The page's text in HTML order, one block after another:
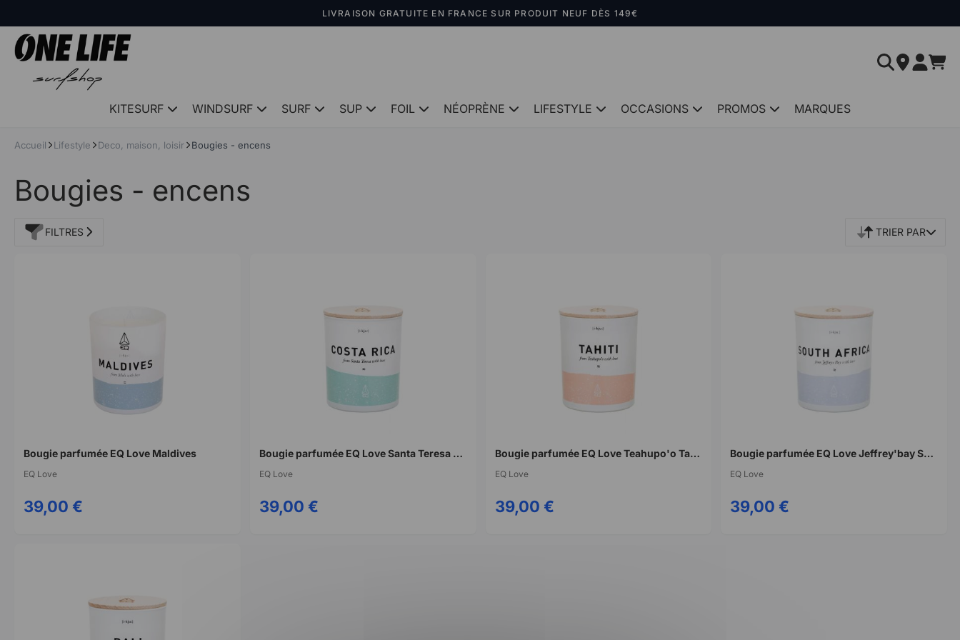
LIVRAISON GRATUITE EN FRANCE SUR PRODUIT NEUF DÈS 149€
KITESURF WINDSURF SURF SUP FOIL NÉOPRÈNE LIFESTYLE OCCASIONS PROMOS MARQUES
Accueil Lifestyle Deco, maison, loisir Bougies - encens
Bougies - encens
FILTRES TRIER PAR
Bougie parfumée EQ Love Maldives
EQ Love
39,00 €
Bougie parfumée EQ Love Santa Teresa Costa Rica
EQ Love
39,00 €
Bougie parfumée EQ Love Teahupo'o Tahiti
EQ Love
39,00 €
Bougie parfumée EQ Love Jeffrey'bay South Africa
EQ Love
39,00 €